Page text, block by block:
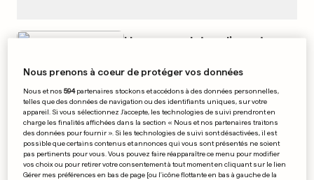
Une cage pleine d’ennui
Une potion magique à la
libellule grillée
0 0
Nous prenons à coeur de protéger vos données
Nous et nos594partenaires stockons et accédons à des données personnelles,
telles que des données de navigation ou des identifiants uniques, sur votre
appareil. Si vous sélectionnez J'accepte, les technologies de suivi prendront en
charge les finalités affichées dans la section « Nous et nos partenaires traitons
des données pour fournir ». Si les technologies de suivi sont désactivées, il est
possible que certains contenus et annonces qui vous sont présentés ne soient
pas pertinents pour vous. Vous pouvez faire réapparaître ce menu pour modifier
vos choix ou pour retirer votre consentement à tout moment en cliquant sur le lien
Gérer mes préférences en bas de page [ou l'icône flottante en bas à gauche de la